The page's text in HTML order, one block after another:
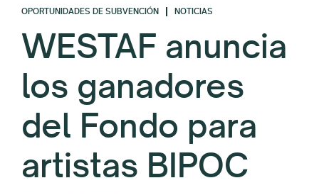
OPORTUNIDADES DE SUBVENCIÓN NOTICIAS
WESTAF anuncia
los ganadores
del Fondo para
artistas BIPOC